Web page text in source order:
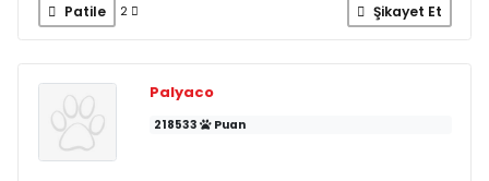
Patile 2 Şikayet Et
Palyaco
218533 Puan